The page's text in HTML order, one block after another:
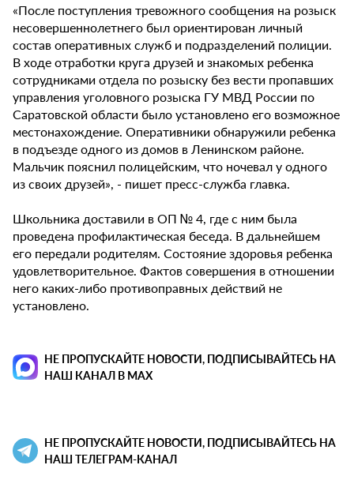
«После поступления тревожного сообщения на розыск
несовершеннолетнего был ориентирован личный
состав оперативных служб и подразделений полиции.
В ходе отработки круга друзей и знакомых ребенка
сотрудниками отдела по розыску без вести пропавших
управления уголовного розыска ГУ МВД России по
Саратовской области было установлено его возможное
местонахождение. Оперативники обнаружили ребенка
в подъезде одного из домов в Ленинском районе.
Мальчик пояснил полицейским, что ночевал у одного
из своих друзей», - пишет пресс-служба главка.
Школьника доставили в ОП № 4, где с ним была
проведена профилактическая беседа. В дальнейшем
его передали родителям. Состояние здоровья ребенка
удовлетворительное. Фактов совершения в отношении
него каких-либо противоправных действий не
установлено.
НЕ ПРОПУСКАЙТЕ НОВОСТИ, ПОДПИСЫВАЙТЕСЬ НА
НАШ КАНАЛ В MAX
НЕ ПРОПУСКАЙТЕ НОВОСТИ, ПОДПИСЫВАЙТЕСЬ НА
НАШ ТЕЛЕГРАМ-КАНАЛ